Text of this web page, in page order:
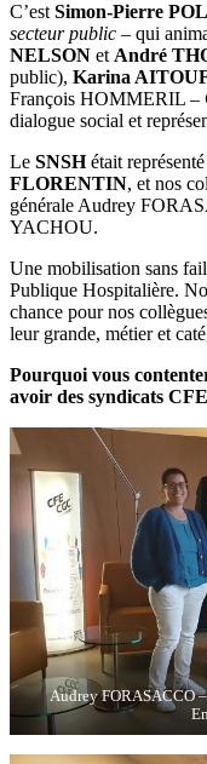
C’est Simon-Pierre
secteur public – qui
NELSON et André
public), Karina
François HOMMERIL –
dialogue social et
Le SNSHétait
FLORENTIN, et nos
générale Audrey
YACHOU.
Une mobilisation sans
Publique Hospitalière.
chance pour nos
leur grande, métier et
Pourquoi vous
avoir des syndicats
Audrey FORASACCO